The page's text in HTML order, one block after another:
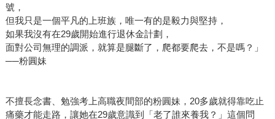
號，
但我只是一個平凡的上班族，唯一有的是毅力與堅持，
如果我沒有在29歲開始進行退休金計劃，
面對公司無理的調派，就算是腿斷了，爬都要爬去，不是嗎？」
──粉圓妹
不擅長念書、勉強考上高職夜間部的粉圓妹，20多歲就得靠吃止
痛藥才能走路，讓她在29歲意識到「老了誰來養我？」這個問